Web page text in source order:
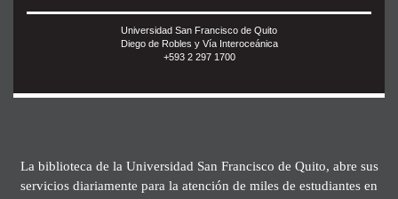
Universidad San Francisco de Quito
Diego de Robles y Vía Interoceánica
+593 2 297 1700
La biblioteca de la Universidad San Francisco de Quito, abre sus
servicios diariamente para la atención de miles de estudiantes en